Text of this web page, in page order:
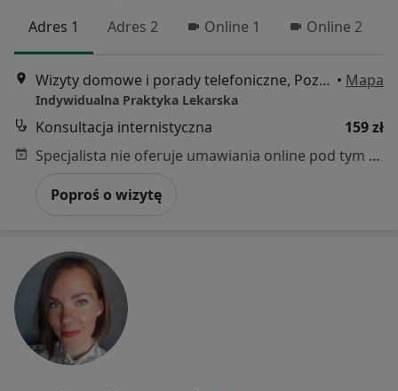
Adres 1 Adres 2 Online 1 Online 2
Wizyty domowe i porady telefoniczne, Poznań • Mapa
Indywidualna Praktyka Lekarska
Konsultacja internistyczna
159 zł
Specjalista nie oferuje umawiania online pod tym adresem.
Poproś o wizytę